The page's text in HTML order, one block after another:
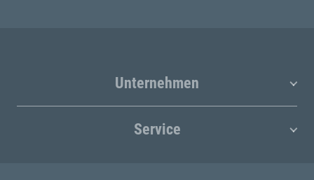
Unternehmen
Service